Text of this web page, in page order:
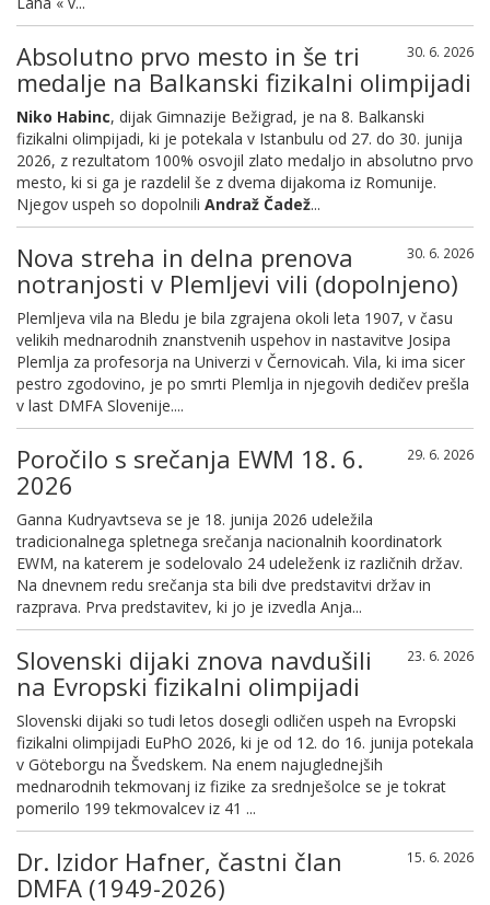
30. 6. 2026
Absolutno prvo mesto in še tri
medalje na Balkanski fizikalni olimpijadi
Niko Habinc, dijak Gimnazije Bežigrad, je na 8. Balkanski
fizikalni olimpijadi, ki je potekala v Istanbulu od 27. do 30. junija
2026, z rezultatom 100% osvojil zlato medaljo in absolutno prvo
mesto, ki si ga je razdelil še z dvema dijakoma iz Romunije.
Njegov uspeh so dopolnili Andraž Čadež...
30. 6. 2026
Nova streha in delna prenova
notranjosti v Plemljevi vili (dopolnjeno)
Plemljeva vila na Bledu je bila zgrajena okoli leta 1907, v času
velikih mednarodnih znanstvenih uspehov in nastavitve Josipa
Plemlja za profesorja na Univerzi v Černovicah. Vila, ki ima sicer
pestro zgodovino, je po smrti Plemlja in njegovih dedičev prešla
v last DMFA Slovenije....
29. 6. 2026
Poročilo s srečanja EWM 18. 6.
2026
Ganna Kudryavtseva se je 18. junija 2026 udeležila
tradicionalnega spletnega srečanja nacionalnih koordinatork
EWM, na katerem je sodelovalo 24 udeleženk iz različnih držav.
Na dnevnem redu srečanja sta bili dve predstavitvi držav in
razprava. Prva predstavitev, ki jo je izvedla Anja...
23. 6. 2026
Slovenski dijaki znova navdušili
na Evropski fizikalni olimpijadi
Slovenski dijaki so tudi letos dosegli odličen uspeh na Evropski
fizikalni olimpijadi EuPhO 2026, ki je od 12. do 16. junija potekala
v Göteborgu na Švedskem. Na enem najuglednejših
mednarodnih tekmovanj iz fizike za srednješolce se je tokrat
pomerilo 199 tekmovalcev iz 41 ...
15. 6. 2026
Dr. Izidor Hafner, častni član
DMFA (1949-2026)